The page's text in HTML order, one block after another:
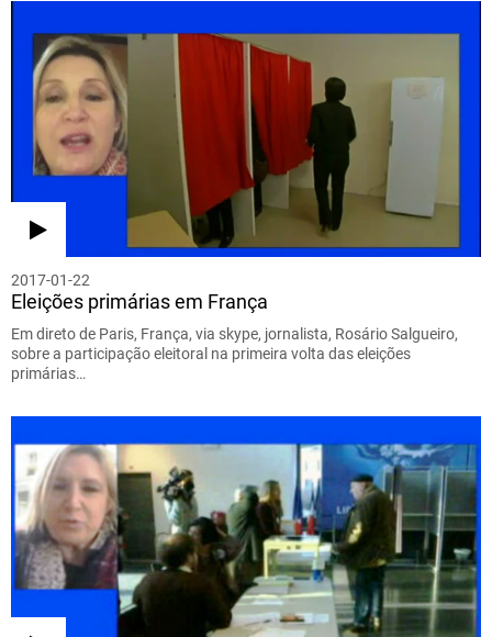
2017-01-22
Eleições primárias em França
Em direto de Paris, França, via skype, jornalista, Rosário Salgueiro,
sobre a participação eleitoral na primeira volta das eleições
primárias…